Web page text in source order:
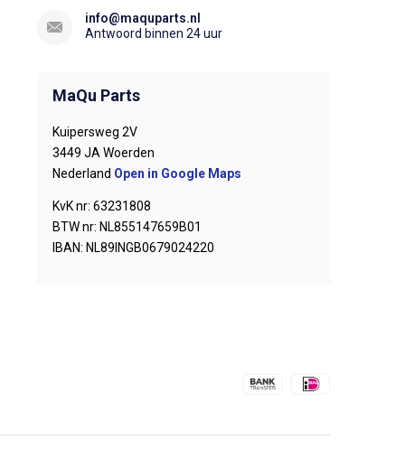
info@maquparts.nl
Antwoord binnen 24 uur
MaQu Parts
Kuipersweg 2V
3449 JA Woerden
Nederland Open in Google Maps
KvK nr: 63231808
BTW nr: NL855147659B01
IBAN: NL89INGB0679024220